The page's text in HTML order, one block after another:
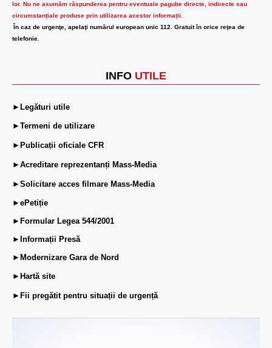
lor. Nu ne asumăm răspunderea pentru eventuale pagube directe, indirecte sau
circumstanțiale produse prin utilizarea acestor informații.
În caz de urgenţe, apelaţi numărul european unic 112. Gratuit în orice reţea de
telefonie.
INFO UTILE
►Legături utile
►Termeni de utilizare
►Publicații oficiale CFR
►Acreditare reprezentanți Mass-Media
►Solicitare acces filmare Mass-Media
►ePetiție
►Formular Legea 544/2001
►Informații Presă
►Modernizare Gara de Nord
►Hartă site
►Fii pregătit pentru situații de urgență